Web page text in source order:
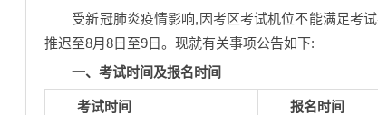
受新冠肺炎疫情影响,因考区考试机位不能满足考
推迟至8月8日至9日。现就有关事项公告如下:
一、考试时间及报名时间
考试时间 报名时间